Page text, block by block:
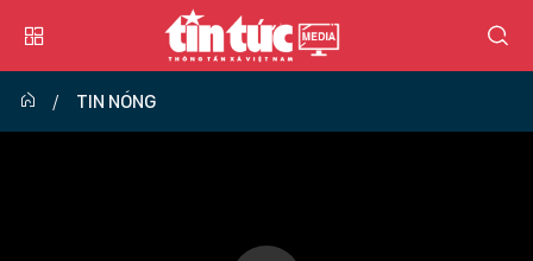
TIN NÓNG